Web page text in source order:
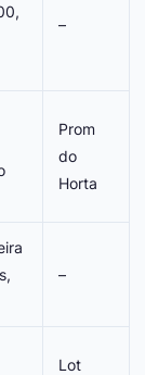
–
Prom
do
Horta
–
Lot